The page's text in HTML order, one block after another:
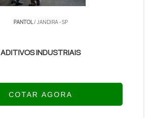
PANTOL/ JANDIRA - SP
ADITIVOS INDUSTRIAIS
COTAR AGORA